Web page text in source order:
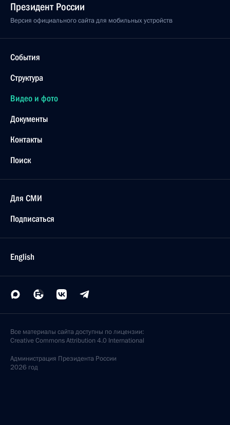
Президент России
Версия официального сайта для мобильных устройств
События
Структура
Видео и фото
Документы
Контакты
Поиск
Для СМИ
Подписаться
English
Все материалы сайта доступны по лицензии:
Creative Commons Attribution 4.0 International
Администрация Президента России
2026 год